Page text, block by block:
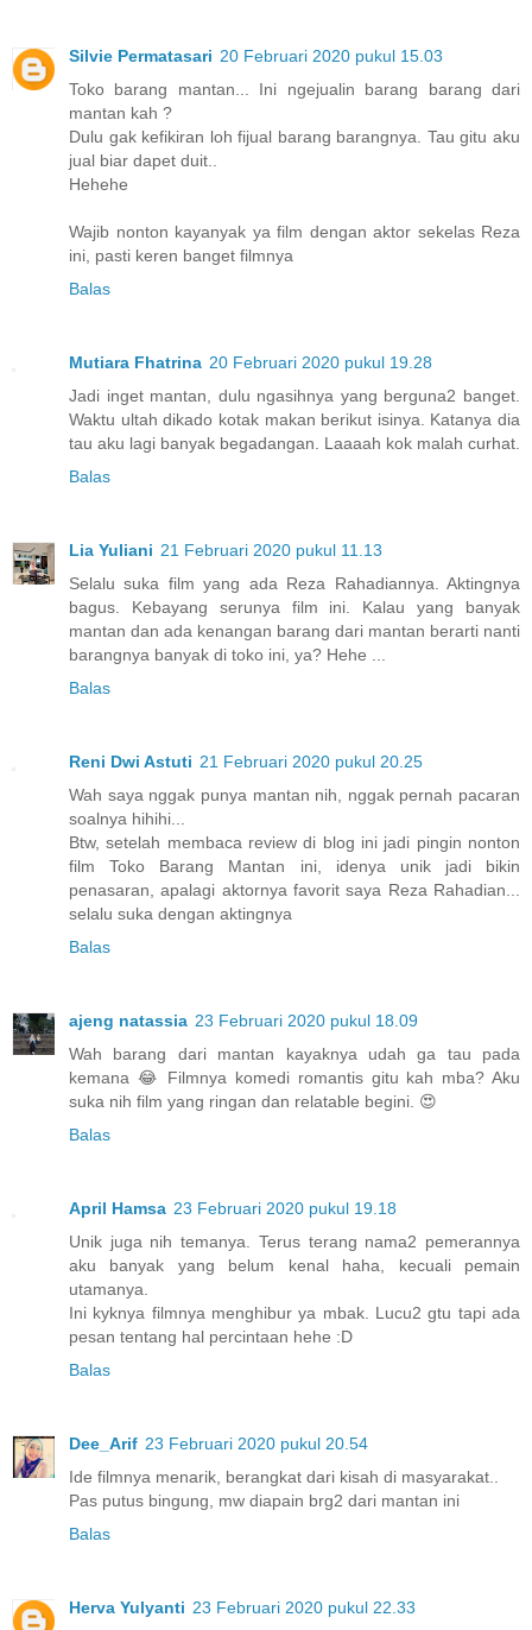
Silvie Permatasari 20 Februari 2020 pukul 15.03
Toko barang mantan... Ini ngejualin barang barang dari
mantan kah ?
Dulu gak kefikiran loh fijual barang barangnya. Tau gitu aku
jual biar dapet duit..
Hehehe
Wajib nonton kayanyak ya film dengan aktor sekelas Reza
ini, pasti keren banget filmnya
Balas
Mutiara Fhatrina 20 Februari 2020 pukul 19.28
Jadi inget mantan, dulu ngasihnya yang berguna2 banget.
Waktu ultah dikado kotak makan berikut isinya. Katanya dia
tau aku lagi banyak begadangan. Laaaah kok malah curhat.
Balas
Lia Yuliani 21 Februari 2020 pukul 11.13
Selalu suka film yang ada Reza Rahadiannya. Aktingnya
bagus. Kebayang serunya film ini. Kalau yang banyak
mantan dan ada kenangan barang dari mantan berarti nanti
barangnya banyak di toko ini, ya? Hehe ...
Balas
Reni Dwi Astuti 21 Februari 2020 pukul 20.25
Wah saya nggak punya mantan nih, nggak pernah pacaran
soalnya hihihi...
Btw, setelah membaca review di blog ini jadi pingin nonton
film Toko Barang Mantan ini, idenya unik jadi bikin
penasaran, apalagi aktornya favorit saya Reza Rahadian...
selalu suka dengan aktingnya
Balas
ajeng natassia 23 Februari 2020 pukul 18.09
Wah barang dari mantan kayaknya udah ga tau pada
kemana 😂 Filmnya komedi romantis gitu kah mba? Aku
suka nih film yang ringan dan relatable begini. 😍
Balas
April Hamsa 23 Februari 2020 pukul 19.18
Unik juga nih temanya. Terus terang nama2 pemerannya
aku banyak yang belum kenal haha, kecuali pemain
utamanya.
Ini kyknya filmnya menghibur ya mbak. Lucu2 gtu tapi ada
pesan tentang hal percintaan hehe :D
Balas
Dee_Arif 23 Februari 2020 pukul 20.54
Ide filmnya menarik, berangkat dari kisah di masyarakat..
Pas putus bingung, mw diapain brg2 dari mantan ini
Balas
Herva Yulyanti 23 Februari 2020 pukul 22.33